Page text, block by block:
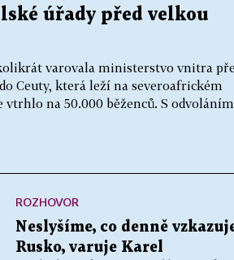
úřady před velkou
varovala ministerstvo vnitra
Ceuty, která leží na severoafrickém
na 50.000 běženců. S
ROZHOVOR
Neslyšíme, co denně
Rusko, varuje Karel